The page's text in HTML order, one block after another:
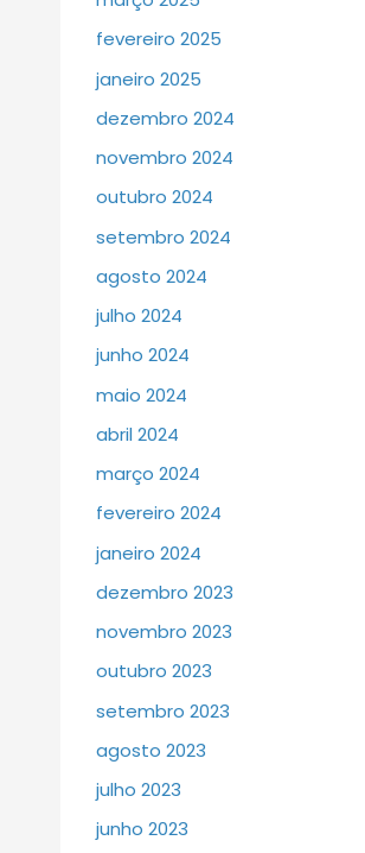
fevereiro 2025
janeiro 2025
dezembro 2024
novembro 2024
outubro 2024
setembro 2024
agosto 2024
julho 2024
junho 2024
maio 2024
abril 2024
março 2024
fevereiro 2024
janeiro 2024
dezembro 2023
novembro 2023
outubro 2023
setembro 2023
agosto 2023
julho 2023
junho 2023